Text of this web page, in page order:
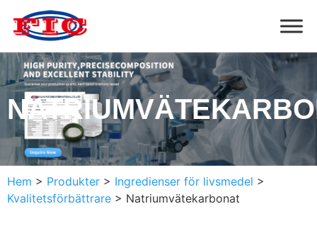
Hem > Produkter > Ingredienser för livsmedel >
Kvalitetsförbättrare > Natriumvätekarbonat